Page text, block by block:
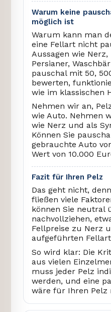
Warum keine
möglich ist
Warum kann man
eine Fellart nicht
Aussagen wie Nerz,
Persianer,
pauschal mit 50,
bewerten,
wie im klassischen
Nehmen wir an,
wie Auto. Nehmen
wie Nerz und als
Können Sie
gebrauchte Auto
Wert von 10.000
Fazit für Ihren Pelz
Das geht nicht,
fließen viele
können Sie neutral
nachvollziehen,
Fellpreise zu Nerz
aufgeführten
So wird klar: Die
aus vielen
muss jeder Pelz
werden, und eine
wäre für Ihren Pelz